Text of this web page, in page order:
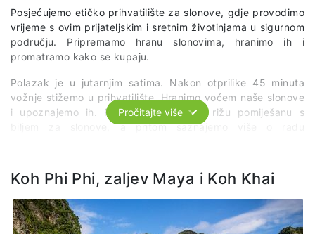
Posjećujemo etičko prihvatilište za slonove, gdje provodimo
vrijeme s ovim prijateljskim i sretnim životinjama u sigurnom
području. Pripremamo hranu slonovima, hranimo ih i
promatramo kako se kupaju.
Polazak je u jutarnjim satima. Nakon otprilike 45 minuta
vožnje stižemo u prihvatilište. Hranimo voćem naše slonove
i upoznajemo ih. Pripremamo ljepljivu rižu pomiješanu s
biljem za slonove, a pritom saznajemo više o radu
kupanje. Mažemo ih blatom, tuširamo i uživamo u društvu
ovih prekrasnih životinja. Po završetku slijedi ručak i
povratak u hotel.
Na izlet je potrebno ponijeti: šešir, kupaći kostim, zaštitu od
Pročitajte više
Koh Phi Phi, zaljev Maya i Koh Khai